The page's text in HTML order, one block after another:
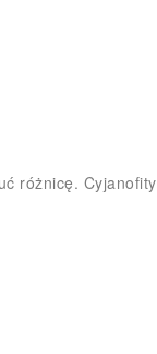
różnicę.